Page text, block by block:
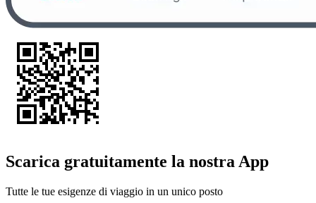
Scarica gratuitamente la nostra App
Tutte le tue esigenze di viaggio in un unico posto